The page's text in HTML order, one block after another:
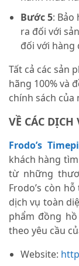
Bước 5: Bảo
ra đối với
đối với hàng
Tất cả các sản
hãng 100% và
chính sách của
VỀ CÁC
Frodo’s
khách hàng
từ những
Frodo’s còn
dịch vụ toàn
phẩm đồng
theo yêu cầu
Website: